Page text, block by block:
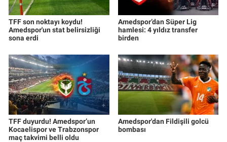
TFF son noktayı koydu!
Amedspor'un stat belirsizliği
sona erdi
Amedspor’dan Süper Lig
hamlesi: 4 yıldız transfer
birden
TFF duyurdu! Amedspor’un
Kocaelispor ve Trabzonspor
maç takvimi belli oldu
Amedspor'dan Fildişili golcü
bombası